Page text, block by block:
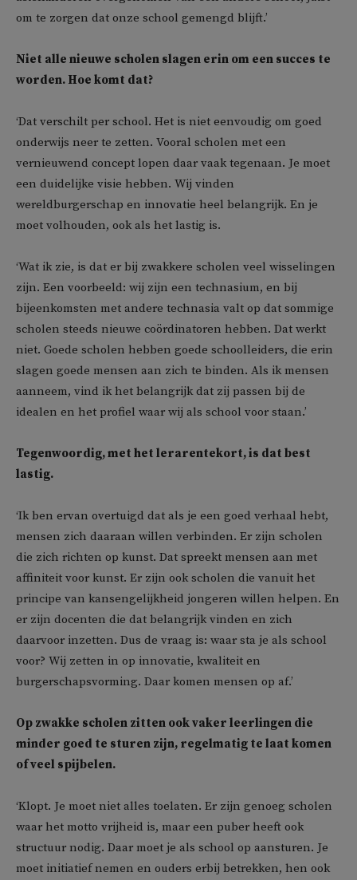
om te zorgen dat onze school gemengd blijft.’
Niet alle nieuwe scholen slagen erin om een succes te
worden. Hoe komt dat?
‘Dat verschilt per school. Het is niet eenvoudig om goed
onderwijs neer te zetten. Vooral scholen met een
vernieuwend concept lopen daar vaak tegenaan. Je moet
een duidelijke visie hebben. Wij vinden
wereldburgerschap en innovatie heel belangrijk. En je
moet volhouden, ook als het lastig is.
‘Wat ik zie, is dat er bij zwakkere scholen veel wisselingen
zijn. Een voorbeeld: wij zijn een technasium, en bij
bijeenkomsten met andere technasia valt op dat sommige
scholen steeds nieuwe coördinatoren hebben. Dat werkt
niet. Goede scholen hebben goede schoolleiders, die erin
slagen goede mensen aan zich te binden. Als ik mensen
aanneem, vind ik het belangrijk dat zij passen bij de
idealen en het profiel waar wij als school voor staan.’
Tegenwoordig, met het lerarentekort, is dat best
lastig.
‘Ik ben ervan overtuigd dat als je een goed verhaal hebt,
mensen zich daaraan willen verbinden. Er zijn scholen
die zich richten op kunst. Dat spreekt mensen aan met
affiniteit voor kunst. Er zijn ook scholen die vanuit het
principe van kansengelijkheid jongeren willen helpen. En
er zijn docenten die dat belangrijk vinden en zich
daarvoor inzetten. Dus de vraag is: waar sta je als school
voor? Wij zetten in op innovatie, kwaliteit en
burgerschapsvorming. Daar komen mensen op af.’
Op zwakke scholen zitten ook vaker leerlingen die
minder goed te sturen zijn, regelmatig te laat komen
of veel spijbelen.
‘Klopt. Je moet niet alles toelaten. Er zijn genoeg scholen
waar het motto vrijheid is, maar een puber heeft ook
structuur nodig. Daar moet je als school op aansturen. Je
moet initiatief nemen en ouders erbij betrekken, hen ook